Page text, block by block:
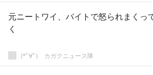
元ニートワイ、バイトで怒られまくっ
く
(*ﾟ∀ﾟ)ゞカガクニュース隊